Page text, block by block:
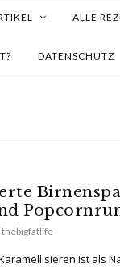
ALLE
DATENSCHUTZ
thebigfatlife
ist als